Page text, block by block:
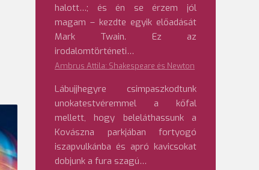
halott…; és én se érzem jól
magam – kezdte egyik előadását
Mark Twain. Ez az
irodalomtörténeti…
Ambrus Attila: Shakespeare és Newton
Lábujjhegyre csimpaszkodtunk
unokatestvéremmel a kőfal
mellett, hogy beleláthassunk a
Kovászna parkjában fortyogó
iszapvulkánba és apró kavicsokat
dobjunk a fura szagú…